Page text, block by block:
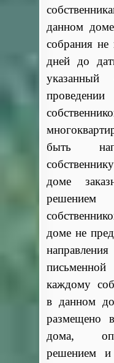
данном
собрания не
дней до
быть
доме
решением
доме не
каждому
в данном
размещено
дома,
решением и